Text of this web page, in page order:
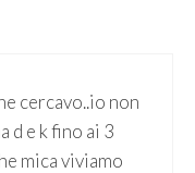
cercavo..io non
d e k fino ai 3
mica viviamo